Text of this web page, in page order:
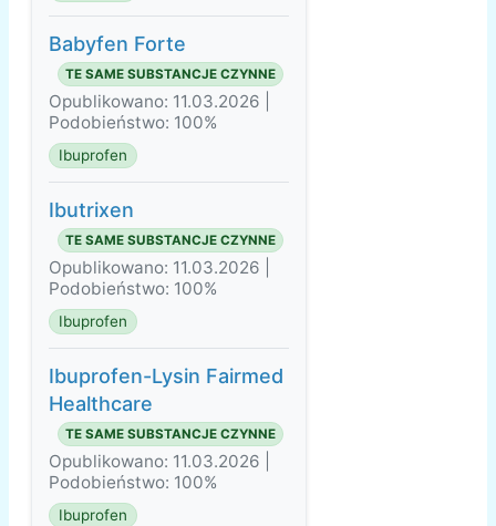
Babyfen Forte
TE SAME SUBSTANCJE CZYNNE
Opublikowano: 11.03.2026 |
Podobieństwo: 100%
Ibuprofen
Ibutrixen
TE SAME SUBSTANCJE CZYNNE
Opublikowano: 11.03.2026 |
Podobieństwo: 100%
Ibuprofen
Ibuprofen-Lysin Fairmed
Healthcare
TE SAME SUBSTANCJE CZYNNE
Opublikowano: 11.03.2026 |
Podobieństwo: 100%
Ibuprofen